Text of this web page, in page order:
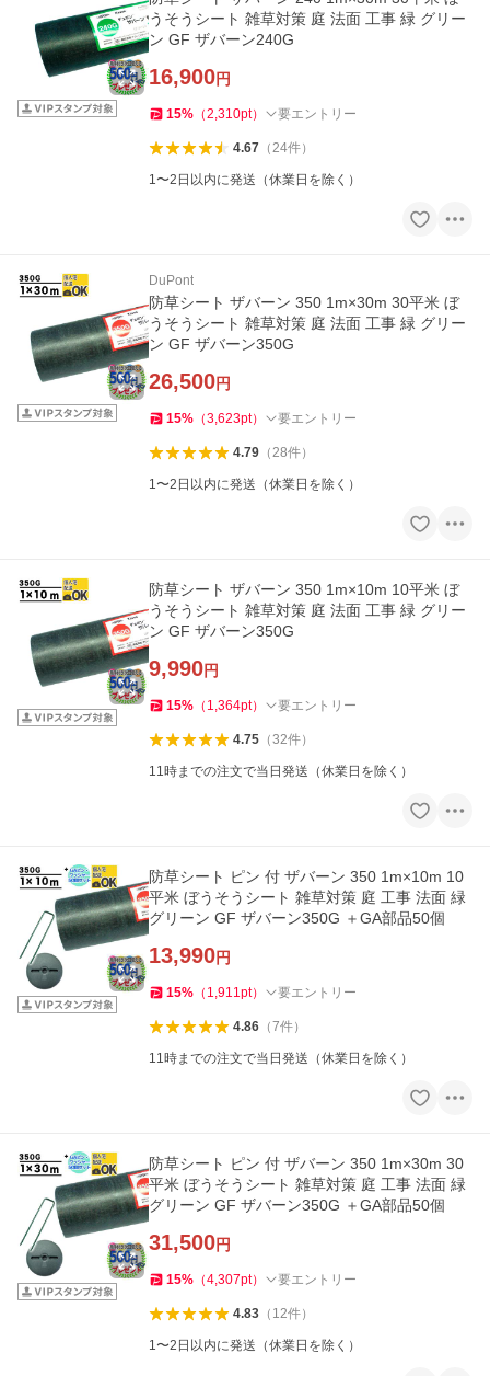
うそうシート 雑草対策 庭 法面 工事 緑 グリー
ン GF ザバーン240G
16,900円
15% （2,310pt） 要エントリー
4.67（24件）
1〜2日以内に発送（休業日を除く）
DuPont
防草シート ザバーン 350 1m×30m 30平米 ぼ
うそうシート 雑草対策 庭 法面 工事 緑 グリー
ン GF ザバーン350G
26,500円
15% （3,623pt） 要エントリー
4.79（28件）
1〜2日以内に発送（休業日を除く）
防草シート ザバーン 350 1m×10m 10平米 ぼ
うそうシート 雑草対策 庭 法面 工事 緑 グリー
ン GF ザバーン350G
9,990円
15% （ 1,364pt） 要エントリー
4.75（32件）
11時までの注文で当日発送（休業日を除く）
防草シート ピン 付 ザバーン 350 1m×10m 10
平米 ぼうそうシート 雑草対策 庭 工事 法面 緑
グリーン GF ザバーン350G ＋GA部品50個
13,990円
15% （ 1,911pt） 要エントリー
4.86（7件）
11時までの注文で当日発送（休業日を除く）
防草シート ピン 付 ザバーン 350 1m×30m 30
平米 ぼうそうシート 雑草対策 庭 工事 法面 緑
グリーン GF ザバーン350G ＋GA部品50個
31,500円
15% （4,307pt） 要エントリー
4.83（ 12件）
1〜2日以内に発送（休業日を除く）